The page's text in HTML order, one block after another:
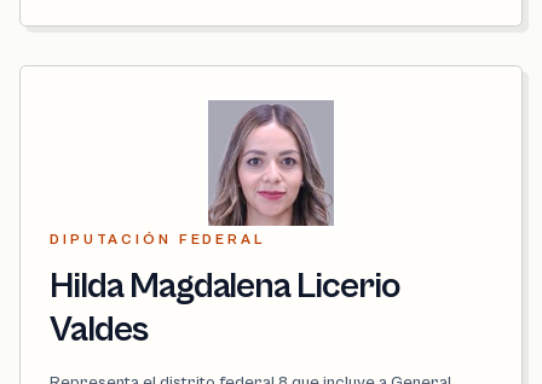
DIPUTACIÓN FEDERAL
Hilda Magdalena Licerio
Valdes